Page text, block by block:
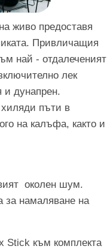
живо предоставя
Привличащия
най - отдалеченият
лек
и дунапрен.
пъти в
на калъфа, както и
околен шум.
за намаляване на
Stick към комплекта